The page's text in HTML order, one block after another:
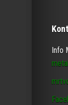
Info